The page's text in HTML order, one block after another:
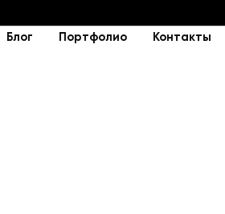
Блог Портфолио Контакты